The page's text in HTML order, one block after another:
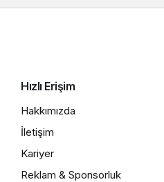
Hızlı Erişim
Hakkımızda
İletişim
Kariyer
Reklam & Sponsorluk